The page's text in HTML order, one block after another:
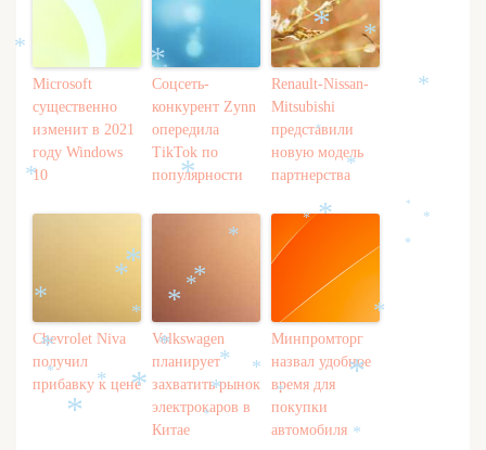
Microsoft
существенно
изменит в 2021
году Windows
10
Соцсеть-
конкурент Zynn
опередила
TikTok по
популярности
Renault-Nissan-
Mitsubishi
представили
новую модель
партнерства
Chevrolet Niva
получил
прибавку к цене
Volkswagen
планирует
захватить рынок
электрокаров в
Китае
Минпромторг
назвал удобное
время для
покупки
автомобиля
*
*
*
*
*
*
*
*
*
*
*
*
*
*
*
*
*
*
*
*
*
*
*
*
*
*
*
*
*
*
*
*
*
*
*
*
*